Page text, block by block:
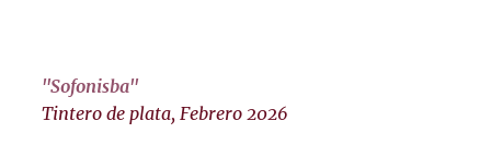
"Sofonisba"
Tintero de plata, Febrero 2026